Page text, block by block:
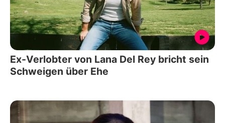
Ex-Verlobter von Lana Del Rey bricht sein
Schweigen über Ehe